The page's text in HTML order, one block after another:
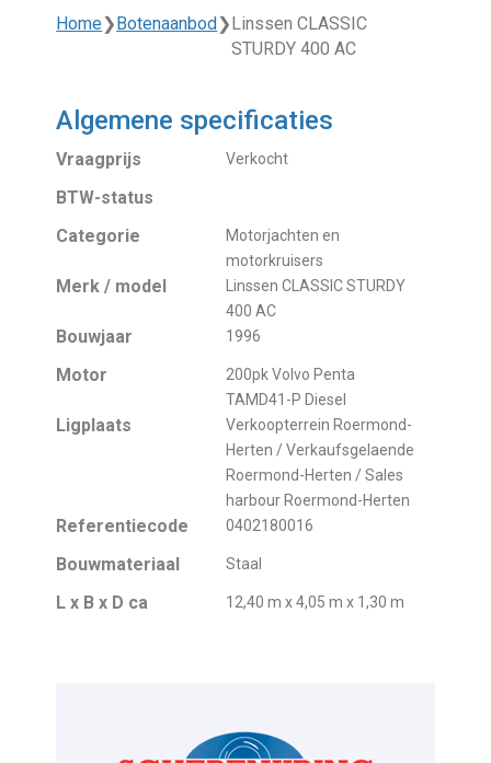
Home❯Botenaanbod❯Linssen CLASSIC
STURDY 400 AC
Algemene specificaties
Vraagprijs Verkocht
BTW-status
Categorie
Motorjachten en
motorkruisers
Merk / model
Linssen CLASSIC STURDY
400 AC
Bouwjaar 1996
Motor
200pk Volvo Penta
TAMD41-P Diesel
Ligplaats
Verkoopterrein Roermond-
Herten / Verkaufsgelaende
Roermond-Herten / Sales
harbour Roermond-Herten
Referentiecode 0402180016
Bouwmateriaal Staal
L x B x D ca 12,40 m x 4,05 m x 1,30 m